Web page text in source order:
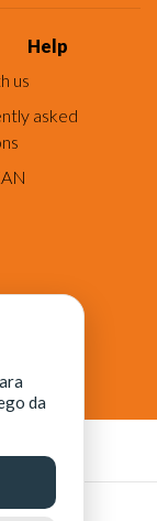
Help
us
asked
Ciência,
da